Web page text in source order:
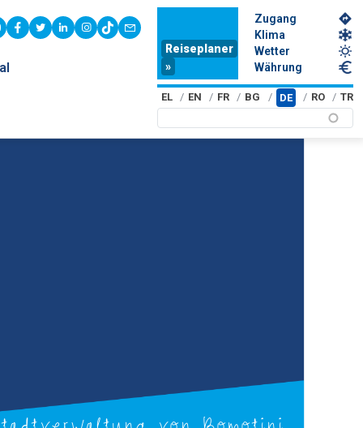
youtubefacebook
twitterlinkedininstagram
tiktokcontact
Reiseplaner
»
Zugang
Klima
Wetter
Währung
EL EN FR BG DE RO TR